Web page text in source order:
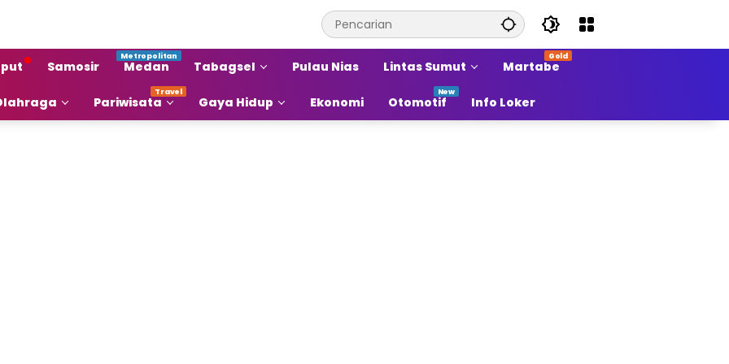
Samosir Medan Tabagsel Pulau Nias Lintas Sumut Martabe
Pariwisata Gaya Hidup Ekonomi Otomotif Info Loker